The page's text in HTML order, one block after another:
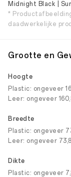
Midnight Black |
*
daadwerkelijke
Grootte en
Hoogte
Plastic: ongeveer
Leer: ongeveer
Breedte
Plastic: ongeveer
Leer: ongeveer
Dikte
Plastic: ongeveer